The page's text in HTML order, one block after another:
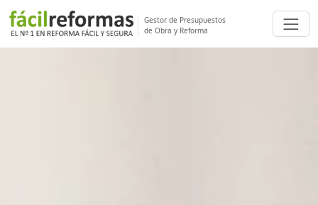
Gestor de Presupuestos
de Obra y Reforma